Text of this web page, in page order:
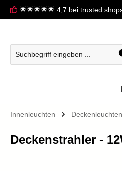
Zur Hauptnavigation
🌟🌟🌟🌟🌟 4,7 bei trusted
Innenleuchten Deckenleuchten
Deckenstrahler -